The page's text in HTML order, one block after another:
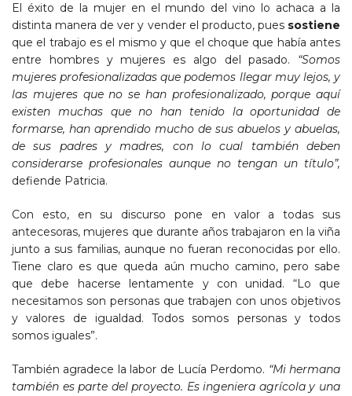
El éxito de la mujer en el mundo del vino lo achaca a la
distinta manera de ver y vender el producto, pues sostiene
que el trabajo es el mismo y que el choque que había antes
entre hombres y mujeres es algo del pasado. “Somos
mujeres profesionalizadas que podemos llegar muy lejos, y
las mujeres que no se han profesionalizado, porque aquí
existen muchas que no han tenido la oportunidad de
formarse, han aprendido mucho de sus abuelos y abuelas,
de sus padres y madres, con lo cual también deben
considerarse profesionales aunque no tengan un título”,
defiende Patricia.
Con esto, en su discurso pone en valor a todas sus
antecesoras, mujeres que durante años trabajaron en la viña
junto a sus familias, aunque no fueran reconocidas por ello.
Tiene claro es que queda aún mucho camino, pero sabe
que debe hacerse lentamente y con unidad. “Lo que
necesitamos son personas que trabajen con unos objetivos
y valores de igualdad. Todos somos personas y todos
somos iguales”.
También agradece la labor de Lucía Perdomo. “Mi hermana
también es parte del proyecto. Es ingeniera agrícola y una